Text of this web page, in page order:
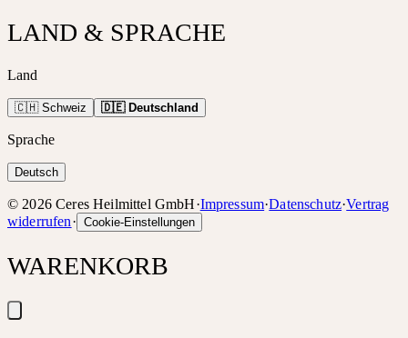
LAND & SPRACHE
Land
🇨🇭 Schweiz 🇩🇪 Deutschland
Sprache
Deutsch
© 2026 Ceres Heilmittel GmbH·Impressum·Datenschutz·Vertrag
widerrufen· Cookie-Einstellungen
WARENKORB